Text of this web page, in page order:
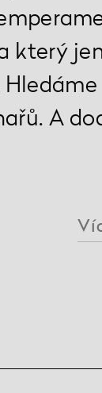
který
A